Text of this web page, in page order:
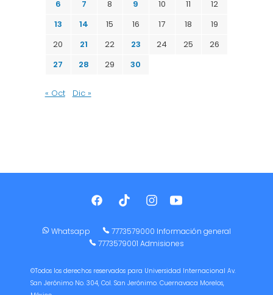
6
7 8 9 10 11
12
13
14 15 16 17 18
19
20
21 22 23 24 25
26
27
28 29 30
« Oct Dic »
Whatsapp
7773579000 Información general
7773579001 Admisiones
©Todos los derechos reservados para Universidad Internacional Av.
San Jerónimo No. 304, Col. San Jerónimo. Cuernavaca Morelos,